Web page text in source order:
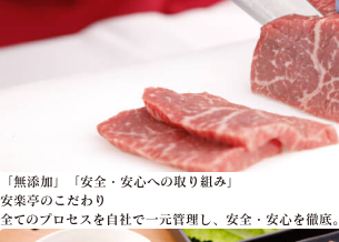
「無添加」「安全・安心への取り組み」
安楽亭のこだわり
全てのプロセスを自社で一元管理し、安全・安心を徹底。